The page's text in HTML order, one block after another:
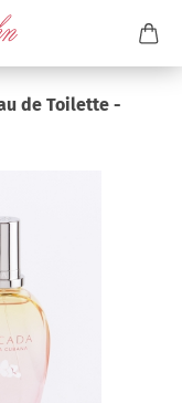
de Toilette -